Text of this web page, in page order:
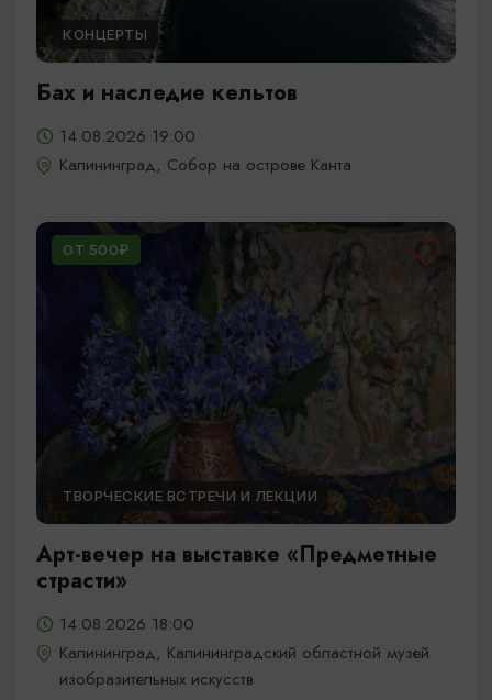
КОНЦЕРТЫ
Бах и наследие кельтов
14.08.2026 19:00
Калининград, Собор на острове Канта
ОТ 500₽
ТВОРЧЕСКИЕ ВСТРЕЧИ И ЛЕКЦИИ
Арт-вечер на выставке «Предметные
страсти»
14.08.2026 18:00
Калининград, Калининградский областной музей
изобразительных искусств